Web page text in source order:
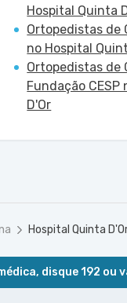
Hospital Quinta
Ortopedistas de
no Hospital
Ortopedistas de
Fundação
D'Or
Hospital Quinta
disque 192